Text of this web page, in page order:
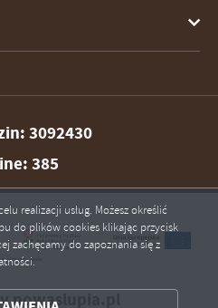
3092430
385
nowaslupia.pl
realizacji usług. Możesz określić
do plików cookies klikając przycisk
zachęcamy do zapoznania się z
WYBRANE
WSZYSTKIE